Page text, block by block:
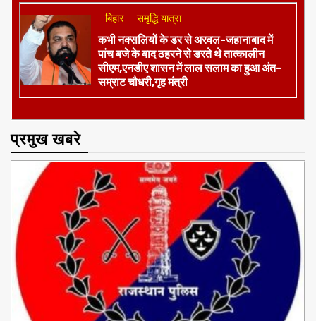
शिक्षा व्यवस्था को ठेंगा:अलीगंज ब्लॉक की
निर्वाचन शाखा में 10 वर्षों से ‘अंगद’ की तरह जमे हैं
शिक्षक विवेक कुमार
जमुई दिल्ली हमें नाज हैं इन पर
आवाज,अंतरराष्ट्रीय क्रिकेट स्टेडियम और
बिहार समृद्धि यात्रा
कभी नक्सलियों के डर से अरवल-जहानाबाद में
पांच बजे के बाद ठहरने से डरते थे तात्कालीन
सीएम,एनडीए शासन में लाल सलाम का हुआ अंत-
सम्राट चौधरी,गृह मंत्री
प्रमुख खबरे